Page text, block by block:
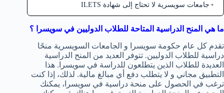
جامعات سويسرية لا تحتاج إلى شهادة ILETS
ما هي المنح الدراسية المتاحة للطلاب الدوليين في سويسرا ؟
تقدم كل عام حكومة سويسرا و الجامعات السويسرية منحًا
دراسية للطلاب الدوليين. تتوفر العديد من المنح الدراسية
العديدة للطلاب الذين يتطلعون للدراسة في سويسرا. هذا
التطبيق مجاني و لا يتطلب دفع أي مبالغ مالية. لذلك، إذا كنت
ترغب في الحصول على منحة دراسية في سويسرا، يمكنك